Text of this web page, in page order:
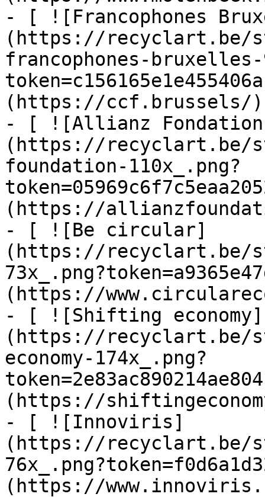
- [ ![Francophones
(https://recyclart.be/
francophones-bruxelles-
(https://ccf.brussels/)
- [ ![Allianz
(https://recyclart.be/
foundation-110x_.png?
(https://
- [ ![Be circular]
(https://recyclart.be/
(https://
- [ ![Shifting economy]
(https://recyclart.be/
economy-174x_.png?
(https://
- [ ![Innoviris]
(https://recyclart.be/
(https://